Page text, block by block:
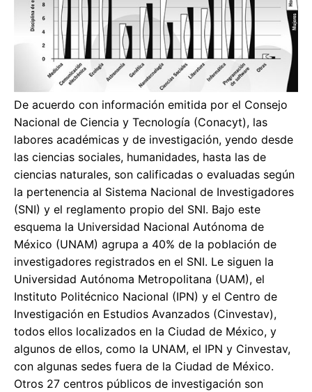
De acuerdo con información emitida por el Consejo
Nacional de Ciencia y Tecnología (Conacyt), las
labores académicas y de investigación, yendo desde
las ciencias sociales, humanidades, hasta las de
ciencias naturales, son calificadas o evaluadas según
la pertenencia al Sistema Nacional de Investigadores
(SNI) y el reglamento propio del SNI. Bajo este
esquema la Universidad Nacional Autónoma de
México (UNAM) agrupa a 40% de la población de
investigadores registrados en el SNI. Le siguen la
Universidad Autónoma Metropolitana (UAM), el
Instituto Politécnico Nacional (IPN) y el Centro de
Investigación en Estudios Avanzados (Cinvestav),
todos ellos localizados en la Ciudad de México, y
algunos de ellos, como la UNAM, el IPN y Cinvestav,
con algunas sedes fuera de la Ciudad de México.
Otros 27 centros públicos de investigación son